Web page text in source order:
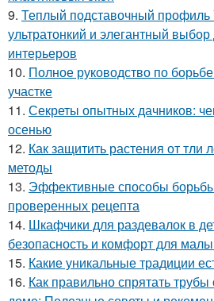
9. Теплый подставочный профиль
ультратонкий и элегантный
интерьеров
10. Полное руководство по
участке
11. Секреты опытных дачников:
осенью
12. Как защитить растения от
методы
13. Эффективные способы
проверенных рецепта
14. Шкафчики для раздевалок в
безопасность и комфорт для
15. Какие уникальные традиции
16. Как правильно спрятать